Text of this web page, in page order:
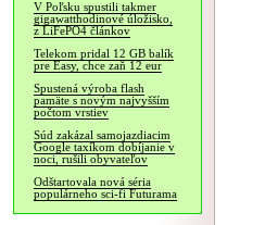
V Poľsku spustili takmer
gigawatthodinové úložisko,
z LiFePO4 článkov
Telekom pridal 12 GB balík
pre Easy, chce zaň 12 eur
Spustená výroba flash
pamäte s novým najvyšším
počtom vrstiev
Súd zakázal samojazdiacim
Google taxíkom dobíjanie v
noci, rušili obyvateľov
Odštartovala nová séria
populárneho sci-fi Futurama